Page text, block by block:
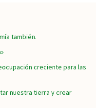
también.
creciente para las
nuestra tierra y crear